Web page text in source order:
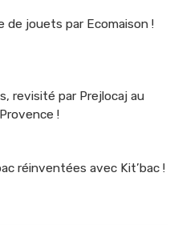
de jouets par Ecomaison !
revisité par Prejlocaj au
!
réinventées avec Kit’bac !